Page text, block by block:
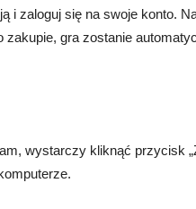
i zaloguj się na swoje konto.
gra zostanie
wystarczy kliknąć przycisk